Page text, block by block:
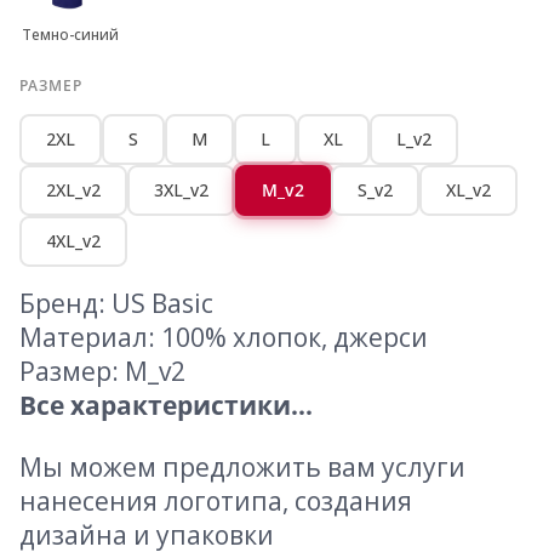
Темно-синий
РАЗМЕР
2XL S M L XL L_v2
2XL_v2 3XL_v2 M_v2 S_v2 XL_v2
4XL_v2
Бренд: US Basic
Материал: 100% хлопок, джерси
Размер: M_v2
Все характеристики...
Мы можем предложить вам услуги
нанесения логотипа, создания
дизайна и упаковки